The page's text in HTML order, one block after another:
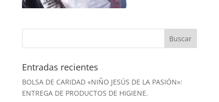
Entradas recientes
BOLSA DE CARIDAD «NIÑO JESÚS DE LA PASIÓN»:
ENTREGA DE PRODUCTOS DE HIGIENE.